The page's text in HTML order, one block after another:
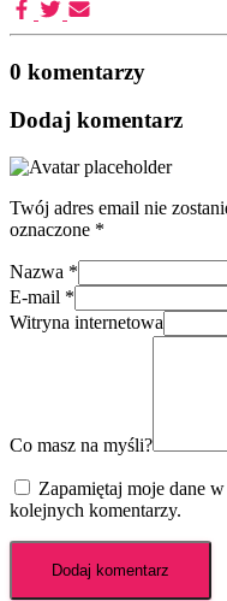
0 komentarzy
Dodaj komentarz
Twój adres email nie
oznaczone *
Nazwa *
E-mail *
Witryna internetowa
Co masz na myśli?
Zapamiętaj moje dane
kolejnych komentarzy.